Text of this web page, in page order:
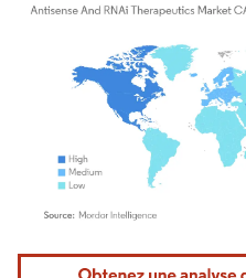
Image © Mordor Intelligence. La